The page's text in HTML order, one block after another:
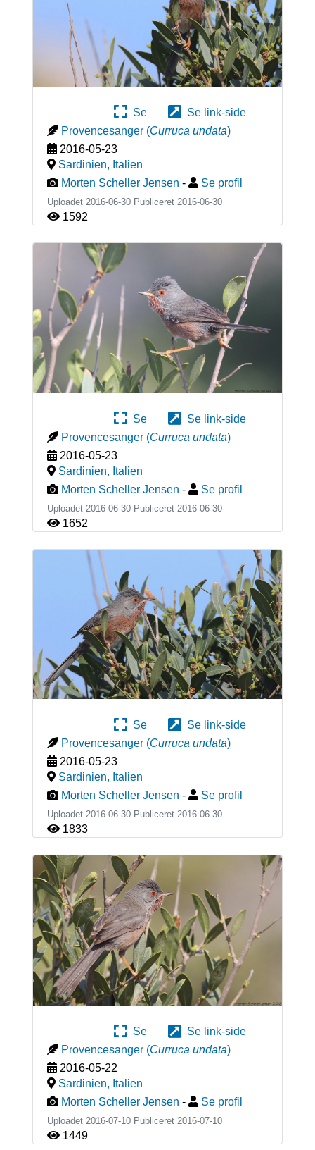
Se
Se link-side
Provencesanger (Curruca undata)
2016-05-23
Sardinien, Italien
Morten Scheller Jensen - Se profil
Uploadet 2016-06-30 Publiceret 2016-06-30
1592
Se
Se link-side
Provencesanger (Curruca undata)
2016-05-23
Sardinien, Italien
Morten Scheller Jensen - Se profil
Uploadet 2016-06-30 Publiceret 2016-06-30
1652
Se
Se link-side
Provencesanger (Curruca undata)
2016-05-23
Sardinien, Italien
Morten Scheller Jensen - Se profil
Uploadet 2016-06-30 Publiceret 2016-06-30
1833
Se
Se link-side
Provencesanger (Curruca undata)
2016-05-22
Sardinien, Italien
Morten Scheller Jensen - Se profil
Uploadet 2016-07-10 Publiceret 2016-07-10
1449